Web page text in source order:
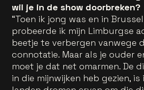
wil je in de show doorbreken?
“Toen ik jong was en in
probeerde ik mijn Limburgse
beetje te verbergen vanwege
connotatie. Maar als je ouder
moet je dat net omarmen. De
in die mijnwijken heb gezien, is